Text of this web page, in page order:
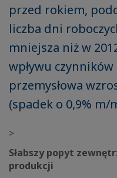
przed rokiem,
liczba dni
mniejsza niż w
wpływu
przemysłowa
(spadek o 0,9% m/
>
Słabszy popyt
produkcji